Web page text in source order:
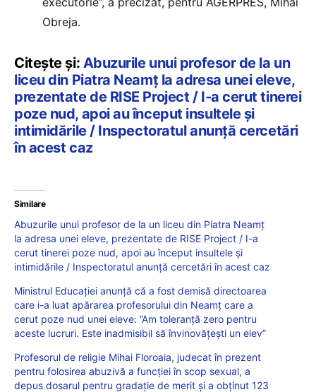
Obreja.
Citește și: Abuzurile unui profesor de la un
liceu din Piatra Neamț la adresa unei eleve,
prezentate de RISE Project / I-a cerut tinerei
poze nud, apoi au început insultele și
intimidările / Inspectoratul anunță cercetări
în acest caz
Similare
Abuzurile unui profesor de la un liceu din Piatra Neamț
la adresa unei eleve, prezentate de RISE Project / I-a
cerut tinerei poze nud, apoi au început insultele și
intimidările / Inspectoratul anunță cercetări în acest caz
Ministrul Educației anunță că a fost demisă directoarea
care i-a luat apărarea profesorului din Neamț care a
cerut poze nud unei eleve: ”Am toleranță zero pentru
aceste lucruri. Este inadmisibil să învinovățești un elev”
Profesorul de religie Mihai Floroaia, judecat în prezent
pentru folosirea abuzivă a funcției în scop sexual, a
depus dosarul pentru gradație de merit și a obținut 123